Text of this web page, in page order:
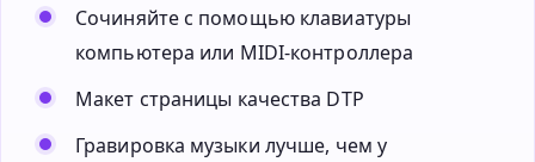
Сочиняйте с помощью клавиатуры
компьютера или MIDI-контроллера
Макет страницы качества DTP
Гравировка музыки лучше, чем у